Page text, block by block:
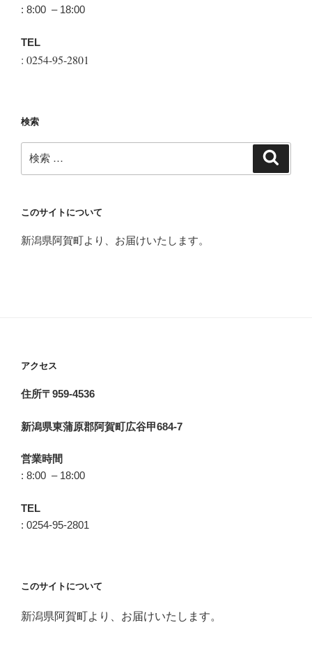
: 8:00 – 18:00
TEL
: 0254-95-2801
検索
検
索:
このサイトについて
新潟県阿賀町より、お届けいたします。
アクセス
住所〒959-4536
新潟県東蒲原郡阿賀町広谷甲684-7
営業時間
: 8:00 – 18:00
TEL
: 0254-95-2801
このサイトについて
新潟県阿賀町より、お届けいたします。